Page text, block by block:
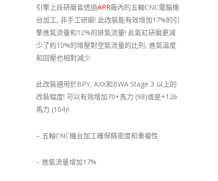
引擎上段研磨皆透過APR廠內的五軸CNC電腦機
台加工, 非手工研磨! 此改裝能有效增加17%的引
擎進氣流量和12%的排氣流量! 此氣缸研磨更減
少了約10%的增壓對空氣流量的比列, 進氣溫度
和回壓也相對減少
此改裝適用於BPY, AXX和BWA Stage 3 以上的
改裝幅度! 可以有效增加70+馬力 (98)或是+126
馬力 (104)!
– 五軸CNC機台加工確保精密度和重複性
– 進氣流量增加17%